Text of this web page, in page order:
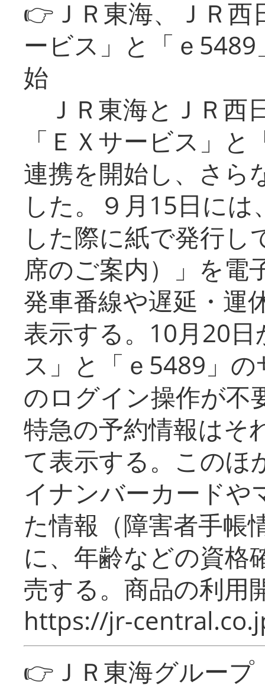
👉ＪＲ東海、ＪＲ
ービス」と「ｅ
始
ＪＲ東海とＪＲ西
「ＥＸサービス」
連携を開始し、さら
した。９月15日に
した際に紙で発行し
席のご案内）」を電
発車番線や遅延・運
表示する。10月20
ス」と「ｅ5489」
のログイン操作が不
特急の予約情報はそ
て表示する。このほ
イナンバーカードや
た情報（障害者手帳
に、年齢などの資格
売する。商品の利用
https://jr-
👉ＪＲ東海グルー